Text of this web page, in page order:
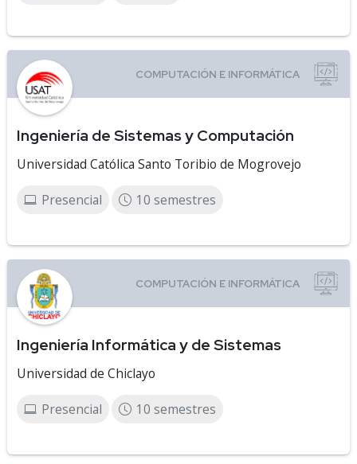
Ingeniería de Sistemas y Computación
Universidad Católica Santo Toribio de Mogrovejo
Presencial 10 semestres
Ingeniería Informática y de Sistemas
Universidad de Chiclayo
Presencial 10 semestres